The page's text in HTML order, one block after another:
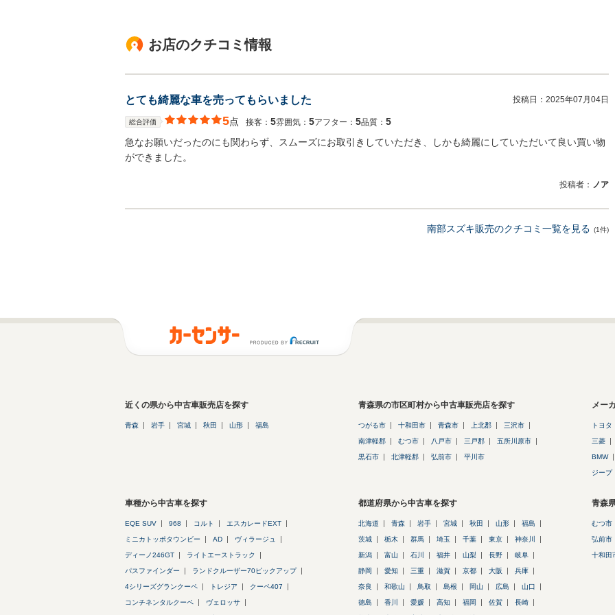
お店のクチコミ情報
とても綺麗な車を売ってもらいました 投稿日： 2025年07月04日
総合評価 5点 接客： 5雰囲気： 5アフター： 5品質： 5
急なお願いだったのにも関わらず、スムーズにお取引きしていただき、しかも綺麗にしていただいて良い買い物
ができました。
投稿者： ノア
南部スズキ販売のクチコミ一覧を見る (1件)
近くの県から中古車販売店を探す
青森 岩手 宮城 秋田 山形 福島
青森県の市区町村から中古車販売店を探す
つがる市 十和田市 青森市 上北郡 三沢市
南津軽郡 むつ市 八戸市 三戸郡 五所川原市
黒石市 北津軽郡 弘前市 平川市
メー
トヨタ
三菱
BMW
ジープ
車種から中古車を探す
EQE SUV 968 コルト エスカレードEXT
ミニカトッポタウンビー AD ヴィラージュ
ディーノ246GT ライトエーストラック
パスファインダー ランドクルーザー70ピックアップ
4シリーズグランクーペ トレジア クーペ407
コンチネンタルクーペ ヴェロッサ
都道府県から中古車を探す
北海道 青森 岩手 宮城 秋田 山形 福島
茨城 栃木 群馬 埼玉 千葉 東京 神奈川
新潟 富山 石川 福井 山梨 長野 岐阜
静岡 愛知 三重 滋賀 京都 大阪 兵庫
奈良 和歌山 鳥取 島根 岡山 広島 山口
徳島 香川 愛媛 高知 福岡 佐賀 長崎
青森
むつ市
弘前市
十和田